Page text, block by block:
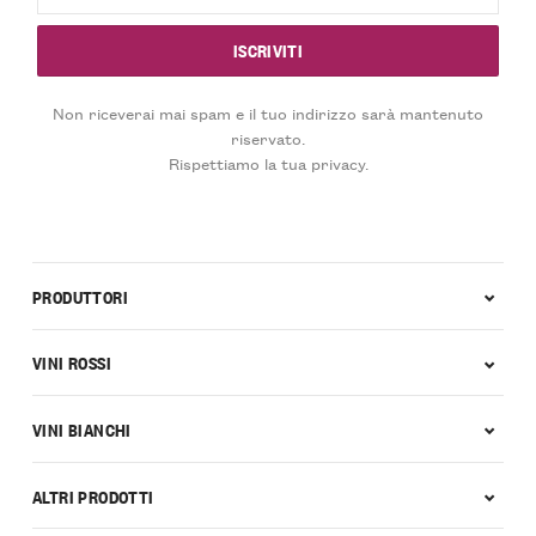
Non riceverai mai spam e il tuo indirizzo sarà mantenuto
riservato.
Rispettiamo la tua privacy.
PRODUTTORI
VINI ROSSI
VINI BIANCHI
ALTRI PRODOTTI